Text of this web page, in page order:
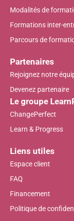
Modalités de
Formations inter-
Parcours de
Partenaires
Rejoignez notre
Devenez partenaire
Le groupe
ChangePerfect
Learn & Progress
Liens utiles
Espace client
FAQ
Financement
Politique de